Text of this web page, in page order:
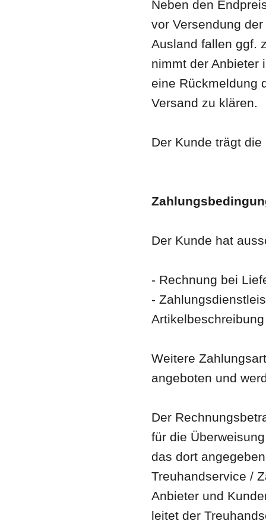
Neben den
vor Versendung
Ausland fallen ggf.
nimmt der Anbieter
eine Rückmeldung
Versand zu klären.
Der Kunde trägt
Der Kunde hat
- Rechnung bei
-
Weitere
angeboten und
Der
für die
das dort
Treuhandservice /
Anbieter und
leitet der